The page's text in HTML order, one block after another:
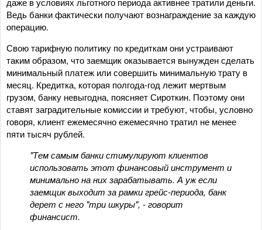
Ведь банки фактически получают вознаграждение за каждую
операцию.
Свою тарифную политику по кредиткам они устраивают
таким образом, что заемщик оказывается вынужден сделать
минимальный платеж или совершить минимальную трату в
месяц. Кредитка, которая полгода-год лежит мертвым
грузом, банку невыгодна, поясняет Сироткин. Поэтому они
ставят заградительные комиссии и требуют, чтобы, условно
говоря, клиент ежемесячно ежемесячно тратил не менее
пяти тысяч рублей.
"Тем самым банки стимулируют клиентов
использовать этот финансовый инструмент и
минимально на них зарабатывать. А уж если
заемщик выходит за рамки грейс-периода, банк
дерет с него "три шкуры", - говорит
финансист.